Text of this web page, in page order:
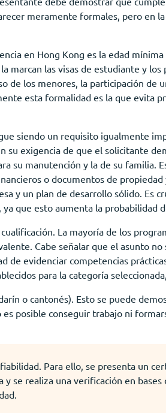
meramente formales, pero en
en Hong Kong es la edad
marcan las visas de estudiante y
de los menores, la participación
esta formalidad es la que evita
siendo un requisito igualmente
su exigencia de que el solicitante
su manutención y la de su familia.
o documentos de
y un plan de desarrollo sólido. Es
que esto aumenta la probabilidad
La mayoría de los
Cabe señalar que el asunto
de evidenciar competencias
para la categoría
o cantonés). Esto se puede
posible conseguir trabajo ni
Para ello, se presenta un
se realiza una verificación en